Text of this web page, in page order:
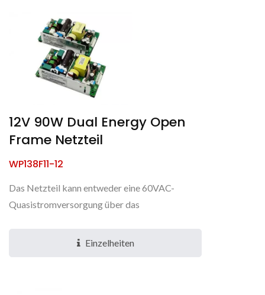
12V 90W Dual Energy Open
Frame Netzteil
WP138F11-12
Das Netzteil kann entweder eine 60VAC-
Quasistromversorgung über das
Gleichstromversorgung über PoE (Ethernet-
Einzelheiten